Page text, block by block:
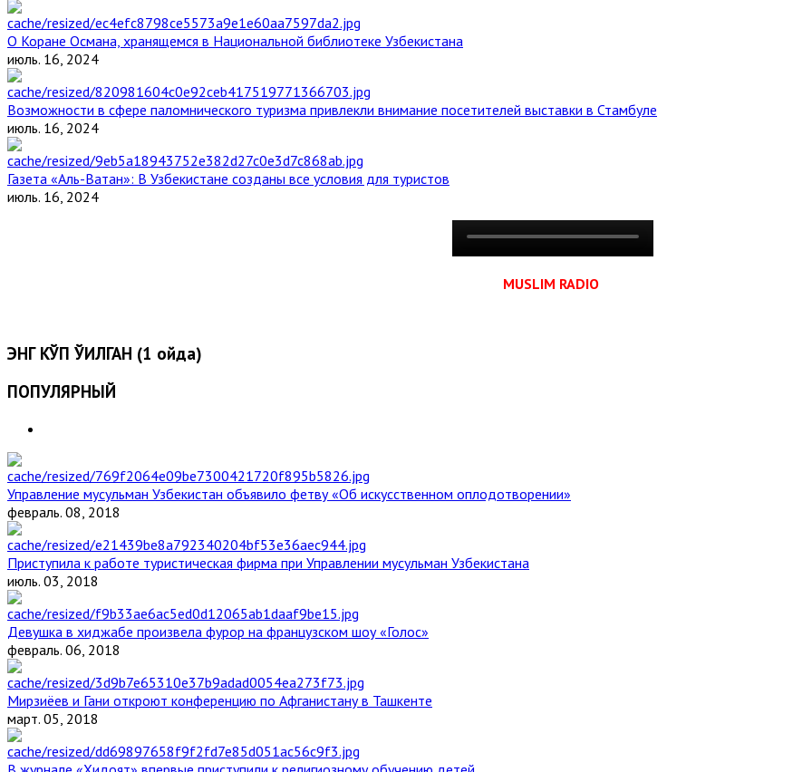
О Коране Османа, хранящемся в Национальной библиотеке Узбекистана
июль. 16, 2024
Возможности в сфере паломнического туризма привлекли внимание посетителей выставки в Стамбуле
июль. 16, 2024
Газета «Аль-Ватан»: В Узбекистане созданы все условия для туристов
июль. 16, 2024
MUSLIM RADIO
ЭНГ КЎП ЎҚИЛГАН (1 ойда)
ПОПУЛЯРНЫЙ
Управление мусульман Узбекистан объявило фетву «Об искусственном оплодотворении»
февраль. 08, 2018
Приступила к работе туристическая фирма при Управлении мусульман Узбекистана
июль. 03, 2018
Девушка в хиджабе произвела фурор на французском шоу «Голос»
февраль. 06, 2018
Мирзиёев и Гани откроют конференцию по Афганистану в Ташкенте
март. 05, 2018